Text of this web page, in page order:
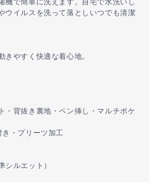
機で簡単に洗えます。自宅で水洗いし
ウイルスを洗って落としいつでも清潔
きやすく快適な着心地。
・背抜き裏地・ペン挿し・マルチポケ
・プリーツ加工
シルエット）